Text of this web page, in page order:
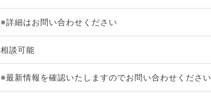
※詳細はお問い合わせください
相談可能
※最新情報を確認いたしますのでお問い合わせください